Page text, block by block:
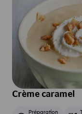
Crème caramel
Préparation